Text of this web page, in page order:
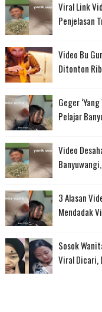
Viral Link
Penjelasan
Video Bu
Ditonton
Geger
Pelajar
Video
3 Alasan
Mendadak
Sosok
Viral Dicari,